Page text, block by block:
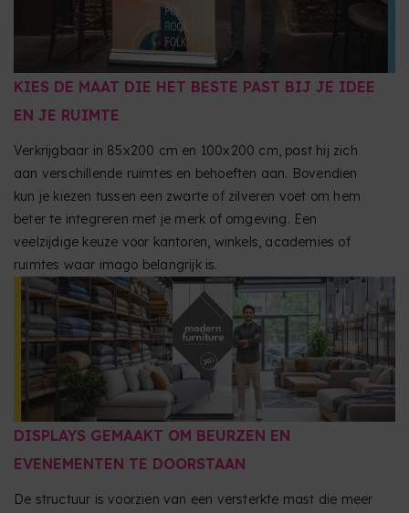
KIES DE MAAT DIE HET BESTE PAST BIJ JE IDEE
EN JE RUIMTE
Verkrijgbaar in 85x200 cm en 100x200 cm, past hij zich
aan verschillende ruimtes en behoeften aan. Bovendien
kun je kiezen tussen een zwarte of zilveren voet om hem
beter te integreren met je merk of omgeving. Een
veelzijdige keuze voor kantoren, winkels, academies of
ruimtes waar imago belangrijk is.
DISPLAYS GEMAAKT OM BEURZEN EN
EVENEMENTEN TE DOORSTAAN
De structuur is voorzien van een versterkte mast die meer